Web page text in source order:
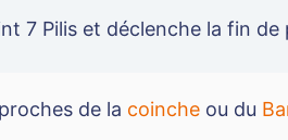
7 Pilis et déclenche la fin de
de la coinche ou du